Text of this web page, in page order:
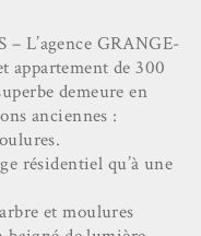
L’agence GRANGE-
appartement de 300
demeure en
anciennes :
résidentiel qu’à une
et moulures